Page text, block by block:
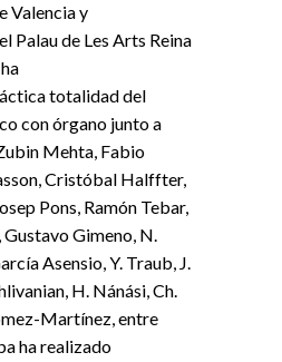
Valencia y
Palau de Les Arts Reina
totalidad del
con órgano junto a
Mehta, Fabio
Cristóbal Halffter,
Pons, Ramón Tebar,
Gimeno, N.
Asensio, Y. Traub, J.
H. Nánási, Ch.
Martínez, entre
ha realizado